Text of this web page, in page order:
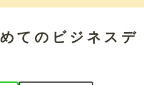
てのビジネスデ